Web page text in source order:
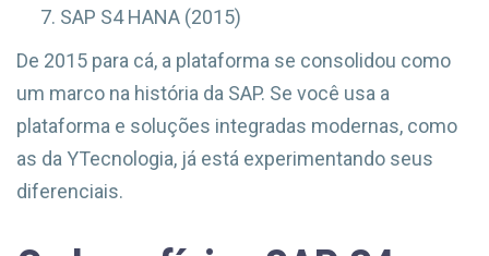
SAP S4 HANA (2015)
De 2015 para cá, a plataforma se consolidou como
um marco na história da SAP. Se você usa a
plataforma e soluções integradas modernas, como
as da YTecnologia, já está experimentando seus
diferenciais.